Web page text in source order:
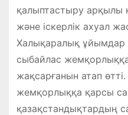
қалыптастыру арқылы
және іскерлік ахуал
Халықаралық ұйымдар
сыбайлас
жақсарғанын атап
жемқорлыққа қарсы
қазақстандықтардың